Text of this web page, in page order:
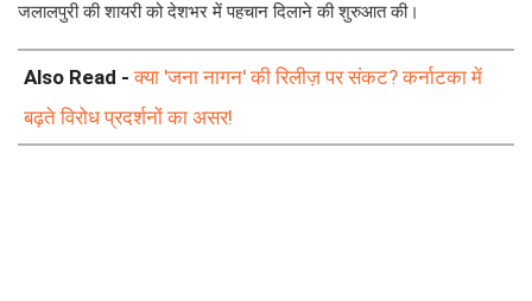
जलालपुरी की शायरी को देशभर में पहचान दिलाने की शुरुआत की।
Also Read -क्या 'जना नागन' की रिलीज़ पर संकट? कर्नाटका में
बढ़ते विरोध प्रदर्शनों का असर!